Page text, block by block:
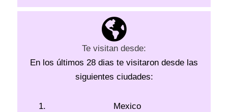
Te visitan desde:
En los últimos 28 dias te visitaron desde las
siguientes ciudades:
Mexico